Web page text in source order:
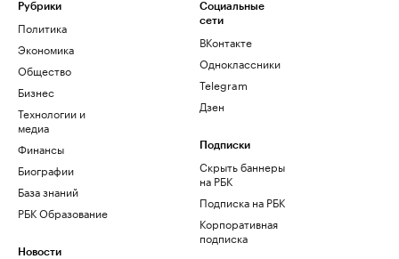
Рубрики
Политика
Экономика
Общество
Бизнес
Технологии и
медиа
Финансы
Биографии
База знаний
РБК Образование
Новости
Социальные
сети
ВКонтакте
Одноклассники
Telegram
Дзен
Подписки
Скрыть баннеры
на РБК
Подписка на РБК
Корпоративная
подписка